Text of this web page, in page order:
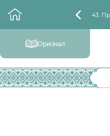
43.
Оригінал